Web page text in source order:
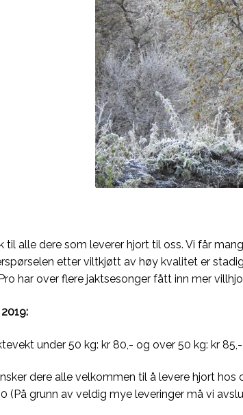
til alle dere som leverer hjort til oss. Vi får
etter viltkjøtt av høy kvalitet er
har over flere jaktsesonger fått inn mer
2019:
under 50 kg: kr 80,- og over 50 kg: kr 85,-
dere alle velkommen til å levere hjort
(På grunn av veldig mye leveringer må vi